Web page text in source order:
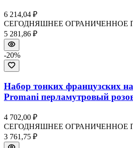
6 214,04 ₽
СЕГОДНЯШНЕЕ ОГРАНИЧЕННОЕ
5 281,86 ₽
-20%
Набор тонких французских
Promani перламутровый
4 702,00 ₽
СЕГОДНЯШНЕЕ ОГРАНИЧЕННОЕ
3 761,75 ₽